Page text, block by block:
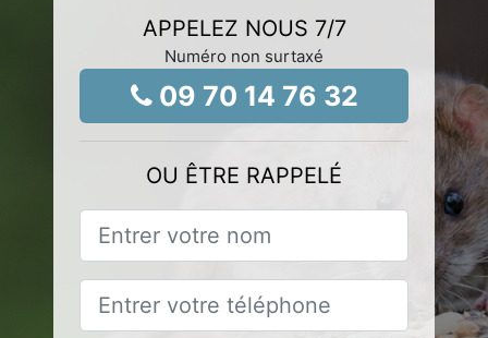
APPELEZ NOUS 7/7
Numéro non surtaxé
09 70 14 76 32
OU ÊTRE RAPPELÉ